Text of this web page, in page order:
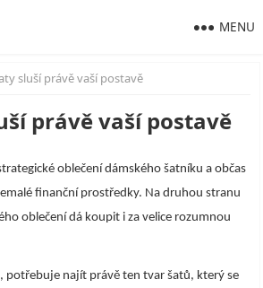
MENU
sluší právě vaší postavě
právě vaší postavě
oblečení dámského šatníku a občas
finanční prostředky. Na druhou stranu
oblečení dá koupit i za velice rozumnou
potřebuje najít právě ten tvar šatů, který se